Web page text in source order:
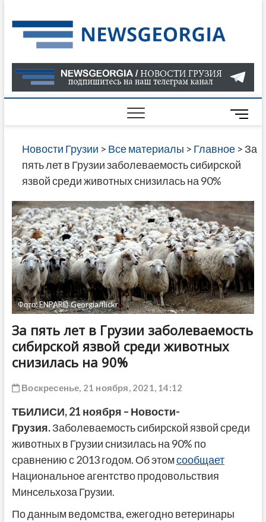
to
content
О
В
ГРУЗИИ
САЙТЕ
M
e
n
u
t
t
o
n
Новости Грузии > Все материалы > Главное>За
пять лет в Грузии заболеваемость сибирской
язвой среди животных снизилась на 90%
Фото: ENPARD Georgia/flickr
За пять лет в Грузии заболеваемость
сибирской язвой среди животных
снизилась на 90%
Воскресенье, 21 ноября, 2021, 14:12
ТБИЛИСИ, 21 ноября – Новости-
Грузия.Заболеваемость сибирской язвой среди
животных в Грузии снизилась на 90% по
сравнению с 2013 годом. Об этомсообщает
Национальное агентство продовольствия
Минсельхоза Грузии.
По данным ведомства, ежегодно ветеринары